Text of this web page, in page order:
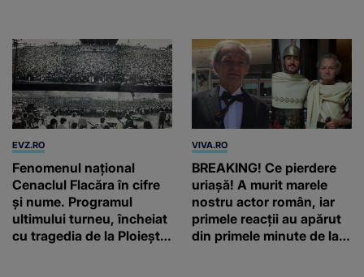
EVZ.RO
Fenomenul național
Cenaclul Flacăra în cifre
și nume. Programul
ultimului turneu, încheiat
cu tragedia de la Ploiești.
VIVA.RO
BREAKING! Ce pierdere
uriașă! A murit marele
nostru actor român, iar
primele reacții au apărut
din primele minute de la